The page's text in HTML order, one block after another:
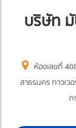
บริษัท
ห้องเลขที่
สาธรนคร ทาวเว